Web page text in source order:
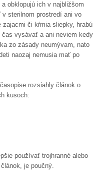
obklopujú ich v najbližšom
sterilnom prostredí ani vo
či kŕmia sliepky, hrabú
vysávať a ani neviem kedy
zo zásady neumývam, nato
naozaj nemusia mať po
rozsiahly článok o
kusoch:
používať trojhranné alebo
je poučný.